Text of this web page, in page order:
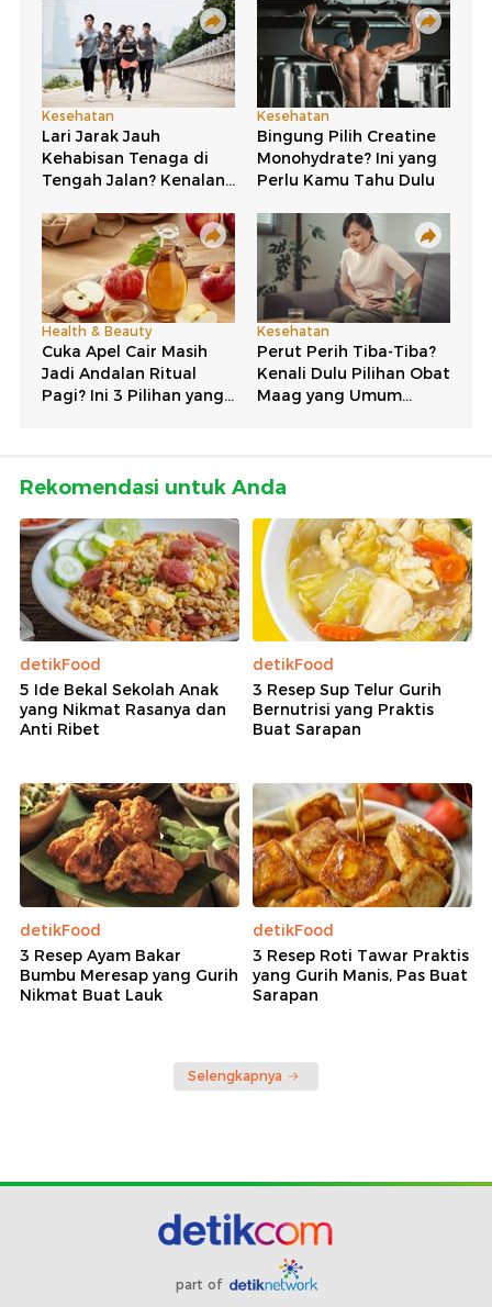
Rekomendasi untuk Anda
detikFood
5 Ide Bekal Sekolah Anak
yang Nikmat Rasanya dan
Anti Ribet
detikFood
3 Resep Sup Telur Gurih
Bernutrisi yang Praktis
Buat Sarapan
detikFood
3 Resep Ayam Bakar
Bumbu Meresap yang Gurih
Nikmat Buat Lauk
detikFood
3 Resep Roti Tawar Praktis
yang Gurih Manis, Pas Buat
Sarapan
Selengkapnya
part of